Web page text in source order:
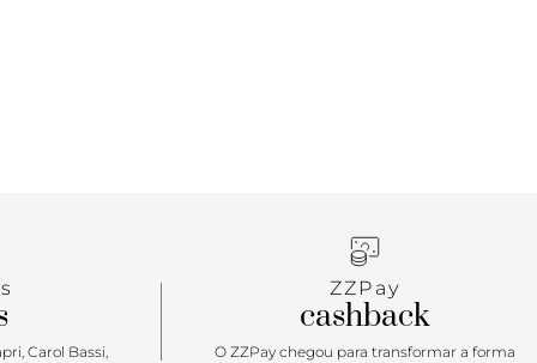
Carol Bassi,
ZZPay
cashback
O ZZPay chegou para transformar a forma